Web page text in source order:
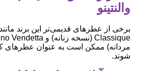
والنتینو
مردانه) ممکن است به عنوان عطرهای
شوند.